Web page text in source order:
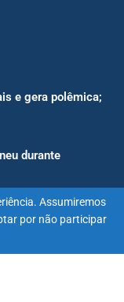
e gera polêmica;
durante
em
Assumiremos
por não participar